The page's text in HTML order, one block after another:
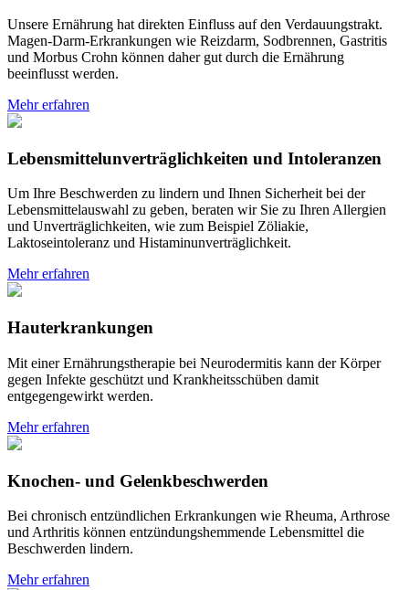
Unsere Ernährung hat direkten Einfluss auf den Verdauungstrakt.
Magen-Darm-Erkrankungen wie Reizdarm, Sodbrennen, Gastritis
und Morbus Crohn können daher gut durch die Ernährung
beeinflusst werden.
Mehr erfahren
Lebensmittelunverträglichkeiten und Intoleranzen
Um Ihre Beschwerden zu lindern und Ihnen Sicherheit bei der
Lebensmittelauswahl zu geben, beraten wir Sie zu Ihren Allergien
und Unverträglichkeiten, wie zum Beispiel Zöliakie,
Laktoseintoleranz und Histaminunverträglichkeit.
Mehr erfahren
Hauterkrankungen
Mit einer Ernährungstherapie bei Neurodermitis kann der Körper
gegen Infekte geschützt und Krankheitsschüben damit
entgegengewirkt werden.
Mehr erfahren
Knochen- und Gelenkbeschwerden
Bei chronisch entzündlichen Erkrankungen wie Rheuma, Arthrose
und Arthritis können entzündungshemmende Lebensmittel die
Beschwerden lindern.
Mehr erfahren